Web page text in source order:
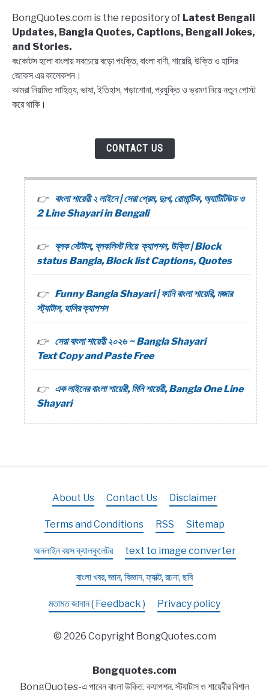
Quotes
BongQuotes.com is the repository of Latest Bengali
Updates, Bangla Quotes, Captions, Bengali Jokes,
and Stories.
বংকোটস হলো বাংলায় সবচেয়ে বড়ো পংক্তি, বাংলা বাণী, শায়েরি, উক্তি ও হাসির
জোকস এর কালেকশন।
আমরা নিয়মিত সাহিত্য, ভাষা, ইতিহাস, পড়াশোনা, প্রযুক্তি ও ভ্রমণ নিয়ে নতুন পোস্ট
করে থাকি।
CONTACT US
বাংলা শায়েরী ২ লাইনে | সেরা প্রেম, দুঃখ, রোমান্টিক, অ্যাটিটিউড ও
2 Line Shayari in Bengali
ব্লক স্টেটাস, ব্লকলিস্ট নিয়ে ক্যাপশন, উক্তি | Block
status Bangla, Block list Captions, Quotes
Funny Bangla Shayari | ফানি বাংলা শায়েরি, মজার
স্ট্যাটাস, হাসির ক্যাপশন
সেরা বাংলা শায়েরী ২০২৬ ~ Bangla Shayari
Text Copy and Paste Free
এক লাইনের বাংলা শায়েরী, মিনি শায়েরী, Bangla One Line
Shayari
About Us Contact Us Disclaimer
Terms and Conditions RSS Sitemap
অনলাইন বয়স ক্যালকুলেটর text to image converter
বাংলা খবর, জ্ঞান, বিজ্ঞান, ফ্যাক্ট, রচনা, ছবি
মতামত জানান ( Feedback ) Privacy policy
© 2026 Copyright BongQuotes.com
Bongquotes.com
BongQuotes-এ পাবেন বাংলা উক্তি, ক্যাপশন, স্ট্যাটাস ও শায়েরীর বিশাল